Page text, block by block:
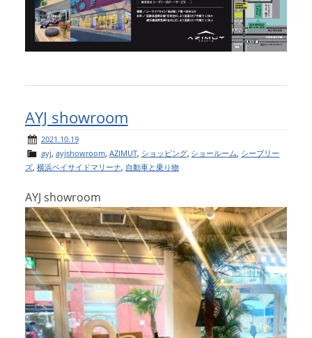
AYJ showroom
2021.10.19
ayj, ayjshowroom, AZIMUT, ショッピング, ショールーム, シーブリー
ズ, 横浜ベイサイドマリーナ, 自動車と乗り物
AYJ showroom